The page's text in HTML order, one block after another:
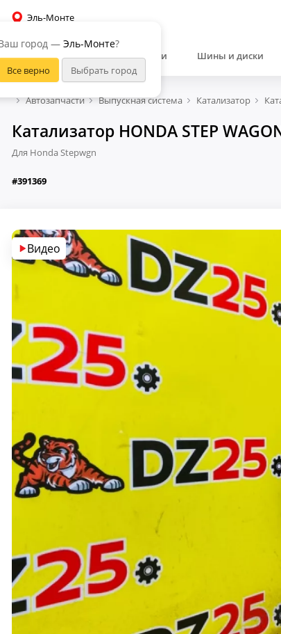
Эль-Монте
город — Эль-Монте?
Автозапчасти Шины и диски
Автозапчасти Выпускная система Катализатор
Катализатор HONDA STEP
Для Honda Stepwgn
#391369
Видео